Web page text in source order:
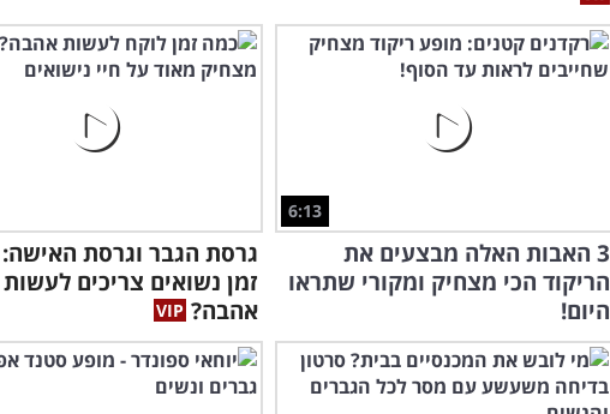
6:13
3 האבות האלה מבצעים את
הריקוד הכי מצחיק ומקורי שתראו
היום!
גרסת הגבר וגרסת
זמן נשואים צריכים לעשות
אהבה?